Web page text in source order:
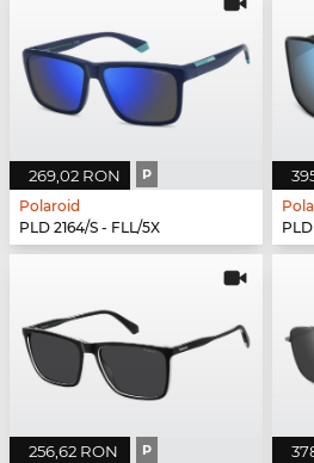
269,02 RON P
Polaroid
PLD 2164/S - FLL/5X
256,62 RON P